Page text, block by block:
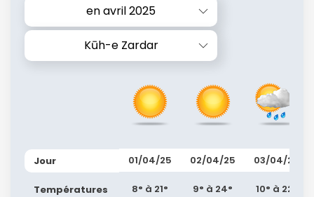
en avril 2025
Kūh-e Zardar
Jour
Températures
01/04/25
8° à 21°
02/04/25
9° à 24°
03/04/25
10° à 22°